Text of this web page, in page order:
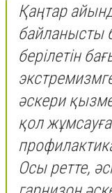
Қаңтар
байланысты
берілетін
әскери
қол
Осы ретте,